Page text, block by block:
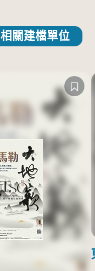
相關建檔單位